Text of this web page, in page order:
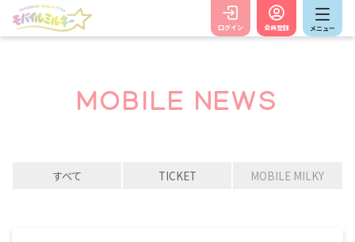
ログイン 会員登録 メニュー
MOBILE NEWS
すべて TICKET MOBILE MILKY